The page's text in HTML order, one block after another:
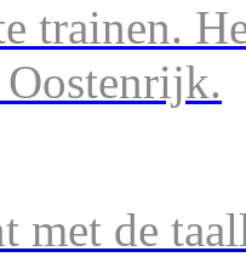
trainen.
met de